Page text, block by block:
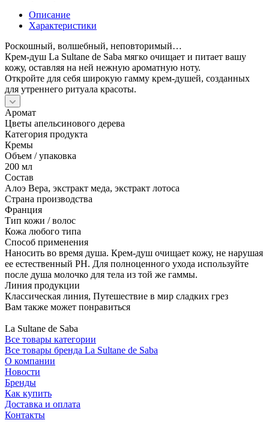
Описание
Характеристики
Роскошный, волшебный, неповторимый…
Крем-душ La Sultane de Saba мягко очищает и питает вашу
кожу, оставляя на ней нежную ароматную ноту.
Откройте для себя широкую гамму крем-душей, созданных
для утреннего ритуала красоты.
Аромат
Цветы апельсинового дерева
Категория продукта
Кремы
Объем / упаковка
200 мл
Состав
Алоэ Вера, экстракт меда, экстракт лотоса
Страна производства
Франция
Тип кожи / волос
Кожа любого типа
Cпособ применения
Наносить во время душа. Крем-душ очищает кожу, не нарушая
ее естественный РН. Для полноценного ухода используйте
после душа молочко для тела из той же гаммы.
Линия продукции
Классическая линия, Путешествие в мир сладких грез
Вам также может понравиться
La Sultane de Saba
Все товары категории
Все товары бренда La Sultane de Saba
О компании
Новости
Бренды
Как купить
Доставка и оплата
Контакты